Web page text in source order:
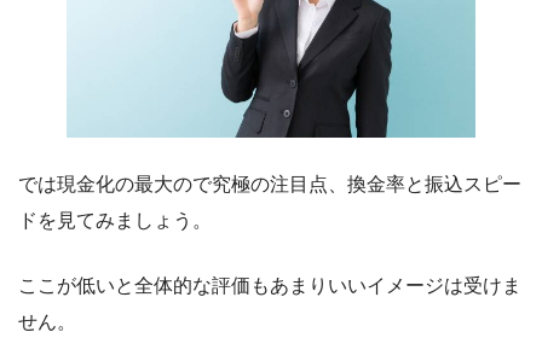
では現金化の最大ので究極の注目点、換金率と振込スピー
ドを見てみましょう。
ここが低いと全体的な評価もあまりいいイメージは受けま
せん。